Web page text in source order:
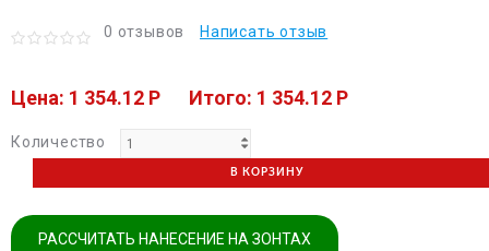
0 отзывов Написать отзыв
Цена: 1 354.12 P Итого: 1 354.12 P
Количество
В КОРЗИНУ
РАССЧИТАТЬ НАНЕСЕНИЕ НА ЗОНТАХ